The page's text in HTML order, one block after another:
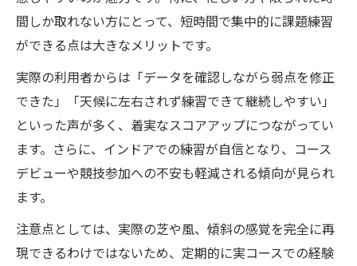
間しか取れない方にとって、短時間で集中的に課題練習
ができる点は大きなメリットです。
実際の利用者からは「データを確認しながら弱点を修正
できた」「天候に左右されず練習できて継続しやすい」
といった声が多く、着実なスコアアップにつながってい
ます。さらに、インドアでの練習が自信となり、コース
デビューや競技参加への不安も軽減される傾向が見られ
ます。
注意点としては、実際の芝や風、傾斜の感覚を完全に再
現できるわけではないため、定期的に実コースでの経験